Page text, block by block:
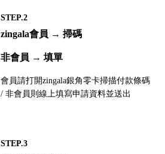
STEP.2
zingala會員 → 掃碼
非會員 → 填單
會員請打開zingala銀角零卡掃描付款條碼
/ 非會員則線上填寫申請資料並送出
STEP.3